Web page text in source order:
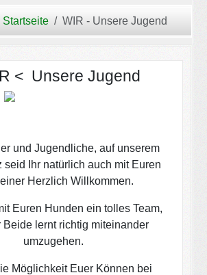
Startseite WIR - Unsere Jugend
< Unsere Jugend
und Jugendliche, auf unserem
seid Ihr natürlich auch mit Euren
Herzlich Willkommen.
Euren Hunden ein tolles Team,
Beide lernt richtig miteinander
umzugehen.
Möglichkeit Euer Können bei